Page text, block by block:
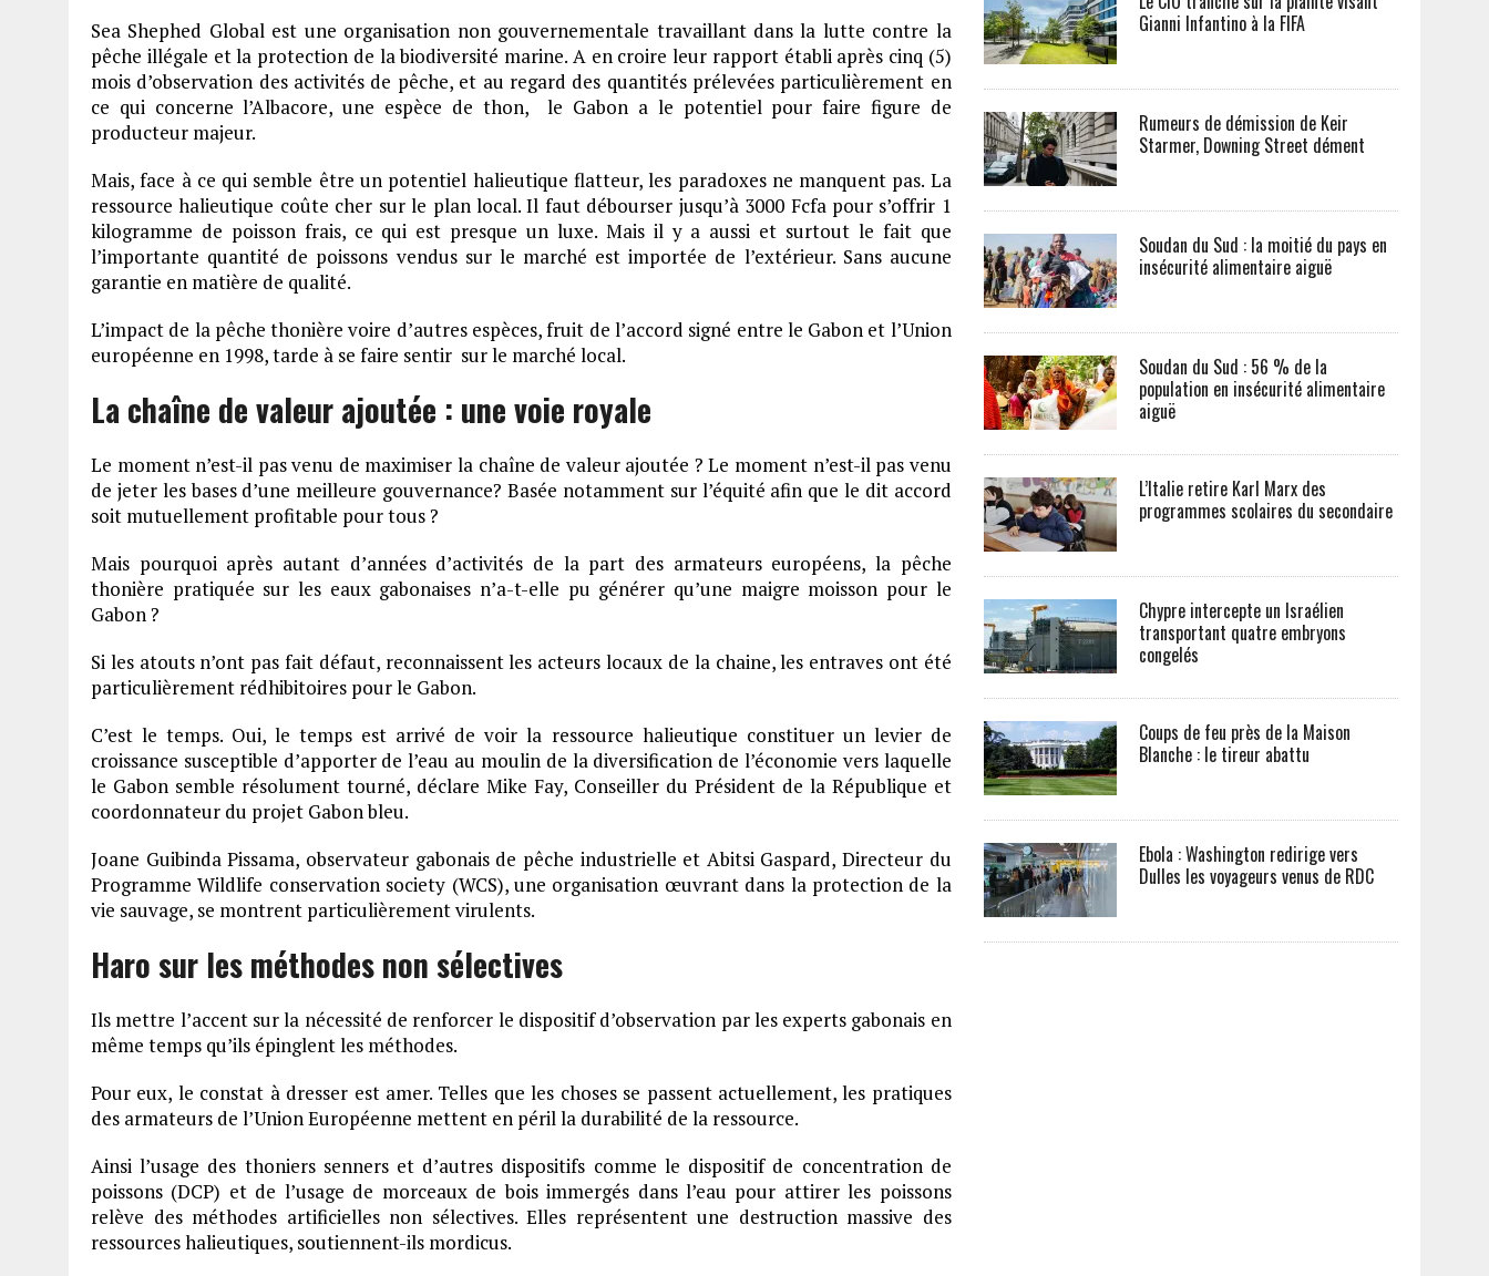
Sea Shephed Global est une organisation non gouvernementale travaillant dans la lutte contre la
pêche illégale et la protection de la biodiversité marine. A en croire leur rapport établi après cinq (5)
mois d’observation des activités de pêche, et au regard des quantités prélevées particulièrement en
ce qui concerne l’Albacore, une espèce de thon, le Gabon a le potentiel pour faire figure de
producteur majeur.
Mais, face à ce qui semble être un potentiel halieutique flatteur, les paradoxes ne manquent pas. La
ressource halieutique coûte cher sur le plan local. Il faut débourser jusqu’à 3000 Fcfa pour s’offrir 1
kilogramme de poisson frais, ce qui est presque un luxe. Mais il y a aussi et surtout le fait que
l’importante quantité de poissons vendus sur le marché est importée de l’extérieur. Sans aucune
garantie en matière de qualité.
L’impact de la pêche thonière voire d’autres espèces, fruit de l’accord signé entre le Gabon et l’Union
européenne en 1998, tarde à se faire sentir sur le marché local.
La chaîne de valeur ajoutée : une voie royale
Le moment n’est-il pas venu de maximiser la chaîne de valeur ajoutée ? Le moment n’est-il pas venu
de jeter les bases d’une meilleure gouvernance? Basée notamment sur l’équité afin que le dit accord
soit mutuellement profitable pour tous ?
Mais pourquoi après autant d’années d’activités de la part des armateurs européens, la pêche
thonière pratiquée sur les eaux gabonaises n’a-t-elle pu générer qu’une maigre moisson pour le
Gabon ?
Si les atouts n’ont pas fait défaut, reconnaissent les acteurs locaux de la chaine, les entraves ont été
particulièrement rédhibitoires pour le Gabon.
C’est le temps. Oui, le temps est arrivé de voir la ressource halieutique constituer un levier de
croissance susceptible d’apporter de l’eau au moulin de la diversification de l’économie vers laquelle
le Gabon semble résolument tourné, déclare Mike Fay, Conseiller du Président de la République et
coordonnateur du projet Gabon bleu.
Joane Guibinda Pissama, observateur gabonais de pêche industrielle et Abitsi Gaspard, Directeur du
Programme Wildlife conservation society (WCS), une organisation œuvrant dans la protection de la
vie sauvage, se montrent particulièrement virulents.
Haro sur les méthodes non sélectives
Ils mettre l’accent sur la nécessité de renforcer le dispositif d’observation par les experts gabonais en
même temps qu’ils épinglent les méthodes.
Pour eux, le constat à dresser est amer. Telles que les choses se passent actuellement, les pratiques
des armateurs de l’Union Européenne mettent en péril la durabilité de la ressource.
Ainsi l’usage des thoniers senners et d’autres dispositifs comme le dispositif de concentration de
poissons (DCP) et de l’usage de morceaux de bois immergés dans l’eau pour attirer les poissons
relève des méthodes artificielles non sélectives. Elles représentent une destruction massive des
ressources halieutiques, soutiennent-ils mordicus.
Gianni Infantino à la FIFA
Rumeurs de démission de Keir
Starmer, Downing Street dément
Soudan du Sud : la moitié du pays en
insécurité alimentaire aiguë
Soudan du Sud : 56 % de la
population en insécurité alimentaire
aiguë
L’Italie retire Karl Marx des
programmes scolaires du secondaire
Chypre intercepte un Israélien
transportant quatre embryons
congelés
Coups de feu près de la Maison
Blanche : le tireur abattu
Ebola : Washington redirige vers
Dulles les voyageurs venus de RDC